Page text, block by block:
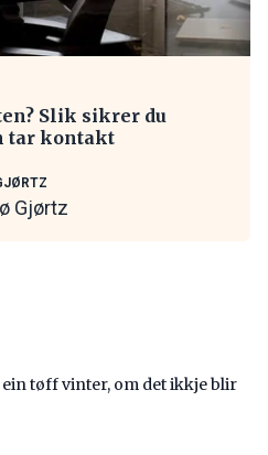
Slik sikrer du
tar kontakt
Gjørtz
tøff vinter, om det ikkje blir